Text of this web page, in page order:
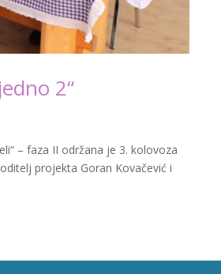
2“
– faza II održana je 3. kolovoza
projekta Goran Kovačević i